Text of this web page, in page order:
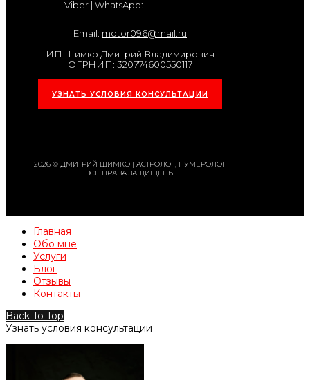
Viber | WhatsApp:
Email: motor096@mail.ru
ИП Шимко Дмитрий Владимирович
ОГРНИП: 320774600550117
УЗНАТЬ УСЛОВИЯ КОНСУЛЬТАЦИИ
2026 © ДМИТРИЙ ШИМКО | АСТРОЛОГ, НУМЕРОЛОГ
ВСЕ ПРАВА ЗАЩИЩЕНЫ
Главная
Обо мне
Услуги
Блог
Отзывы
Контакты
Back To Top
Узнать условия консультации